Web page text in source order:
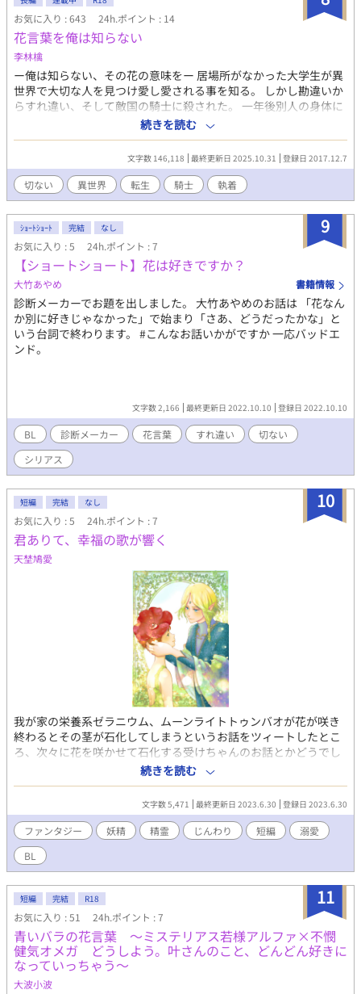
お気に入り : 643 24h.ポイント : 14
花言葉を俺は知らない
李林檎
ー俺は知らない、その花の意味をー 居場所がなかった大学生が異
世界で大切な人を見つけ愛し愛される事を知る。 しかし勘違いか
らすれ違い、そして敵国の騎士に殺された。 一年後別人の身体に
転生して元恋人にバレないようにお菓子屋を経営しながら目立た
ず暮らしていた。 運命の歯車は既に回っていた事を知らずに… ビ
ターなお菓子が繋ぐ恋の花 一途な両片思いのすれ違いラブ。 帝国
の英雄の冷酷騎士団長×お菓子作りが趣味の健気な青年
続きを読む
文字数 146,118 最終更新日 2025.10.31 登録日 2017.12.7
切ない 異世界 転生 騎士 執着
9
ｼｮｰﾄｼｮｰﾄ 完結 なし
お気に入り : 5 24h.ポイント : 7
【ショートショート】花は好きですか？
大竹あやめ 書籍情報
診断メーカーでお題を出しました。 大竹あやめのお話は 「花なん
か別に好きじゃなかった」で始まり「さあ、どうだったかな」と
いう台詞で終わります。 #こんなお話いかがですか 一応バッドエ
ンド。
文字数 2,166 最終更新日 2022.10.10 登録日 2022.10.10
BL 診断メーカー 花言葉 すれ違い
切ない
シリアス
10
短編 完結 なし
お気に入り : 5 24h.ポイント : 7
君ありて、幸福の歌が響く
天埜鳩愛
我が家の栄養系ゼラニウム、ムーンライトトゥンバオが花が咲き
終わるとその茎が石化してしまうというお話をツィートしたとこ
ろ、次々に花を咲かせて石化する受けちゃんのお話とかどうでし
ょうかと反応をいただき今日半日色々夢想してみました。 永遠に
近い命を持つ妖精族と数日の命の花の精霊の切ない恋物語です。
☆赤いゼラニウムの花言葉君ありて幸福だそうです。
続きを読む
文字数 5,471 最終更新日 2023.6.30 登録日 2023.6.30
ファンタジー 妖精 精霊 じんわり 短編
溺愛
BL
11
短編 完結 R18
お気に入り : 51 24h.ポイント : 7
青いバラの花言葉 ～ミステリアス若様アルファ×不憫
健気オメガ どうしよう。叶さんのこと、どんどん好きに
なっていっちゃう～
大波小波